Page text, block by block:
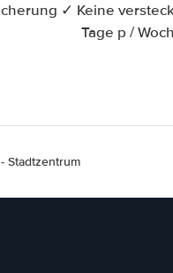
✓ Keine
Tage p /
Stadtzentrum